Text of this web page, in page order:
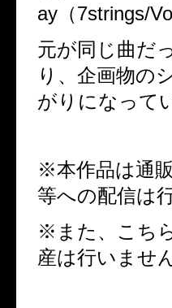
ay（7strings/
元が同じ曲だ
り、企画物の
がりになって
※本作品は通
等への配信は
※また、こち
産は行いません